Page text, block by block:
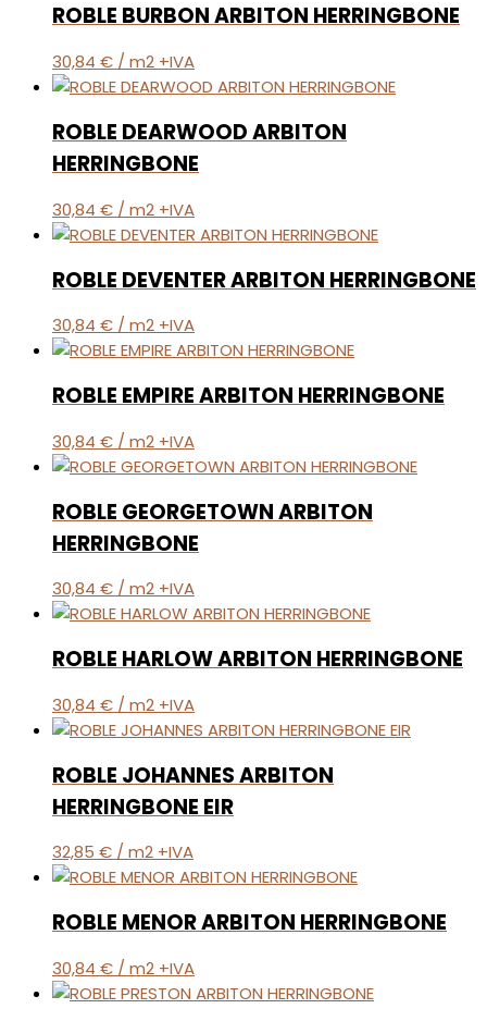
ROBLE BURBON ARBITON HERRINGBONE
30,84 € / m2 +IVA
ROBLE DEARWOOD ARBITON
HERRINGBONE
30,84 € / m2 +IVA
ROBLE DEVENTER ARBITON HERRINGBONE
30,84 € / m2 +IVA
ROBLE EMPIRE ARBITON HERRINGBONE
30,84 € / m2 +IVA
ROBLE GEORGETOWN ARBITON
HERRINGBONE
30,84 € / m2 +IVA
ROBLE HARLOW ARBITON HERRINGBONE
30,84 € / m2 +IVA
ROBLE JOHANNES ARBITON
HERRINGBONE EIR
32,85 € / m2 +IVA
ROBLE MENOR ARBITON HERRINGBONE
30,84 € / m2 +IVA